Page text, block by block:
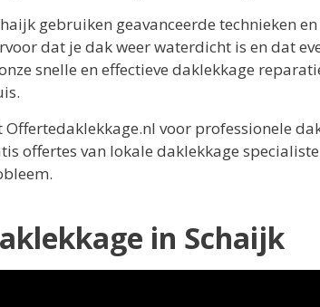
gebruiken geavanceerde technieken
dat je dak weer waterdicht is en dat
snelle en effectieve daklekkage
voor professionele
offertes van lokale daklekkage
in Schaijk